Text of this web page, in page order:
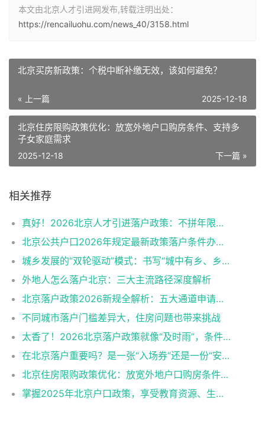
本文由北京人才引进网发布,转载注明出处：
https://rencailuohu.com/news_40/3158.html
北京买房新政策：个税中断补缴无效，该如何避免？
« 上一篇 2025-12-18
北京住房限购政策优化：放宽外地户口购房条件、支持多
子女家庭需求
下一篇 »
2025-12-18
相关推荐
真好！2026北京人才引进落户政策：不拼年限拼实力
北京公共户口2026年规定最新政策落户条件办理程序
城乡发展的“双轮驱动”模式：书写“城中有乡、乡中有城”
外地人怎么落户北京：三大主流路径深度解析
北京落户政策2026新规全解析：五大通道申请要求与福利
不同城市落户门槛差异大，住房问题也带来挑战
太香了！2026北京落户政策就像“及时雨”，条件降低超乎想象
在北京落户重要吗？是一张“入场券”还是一份“安全感”？
北京住房限购政策优化：放宽外地户口购房条件、支持多子女家庭需求
掌握2025年北京户口政策，享受教育资源、生活福利！